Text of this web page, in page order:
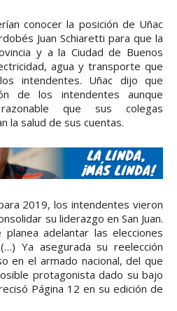
conocer la posición de Uñac
Juan Schiaretti para que la
y a la Ciudad de Buenos
agua y transporte que
intendentes. Uñac dijo que
de los intendentes aunque
que sus colegas
la salud de sus cuentas.
2019, los intendentes vieron
su liderazgo en San Juan.
adelantar las elecciones
Ya asegurada su reelección
en el armado nacional, del que
protagonista dado su bajo
Página 12 en su edición de